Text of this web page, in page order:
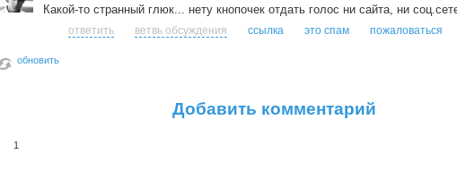
Какой-то странный глюк... нету кнопочек отдать голос ни сайта, ни
ответить ветвь обсуждения ссылка это спам пожаловаться
обновить
Добавить комментарий
1